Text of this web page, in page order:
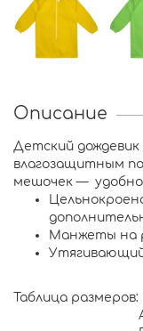
Описание
Детский
влагозащитным
мешочек — удобно
Манжеты на
Таблица размеров: